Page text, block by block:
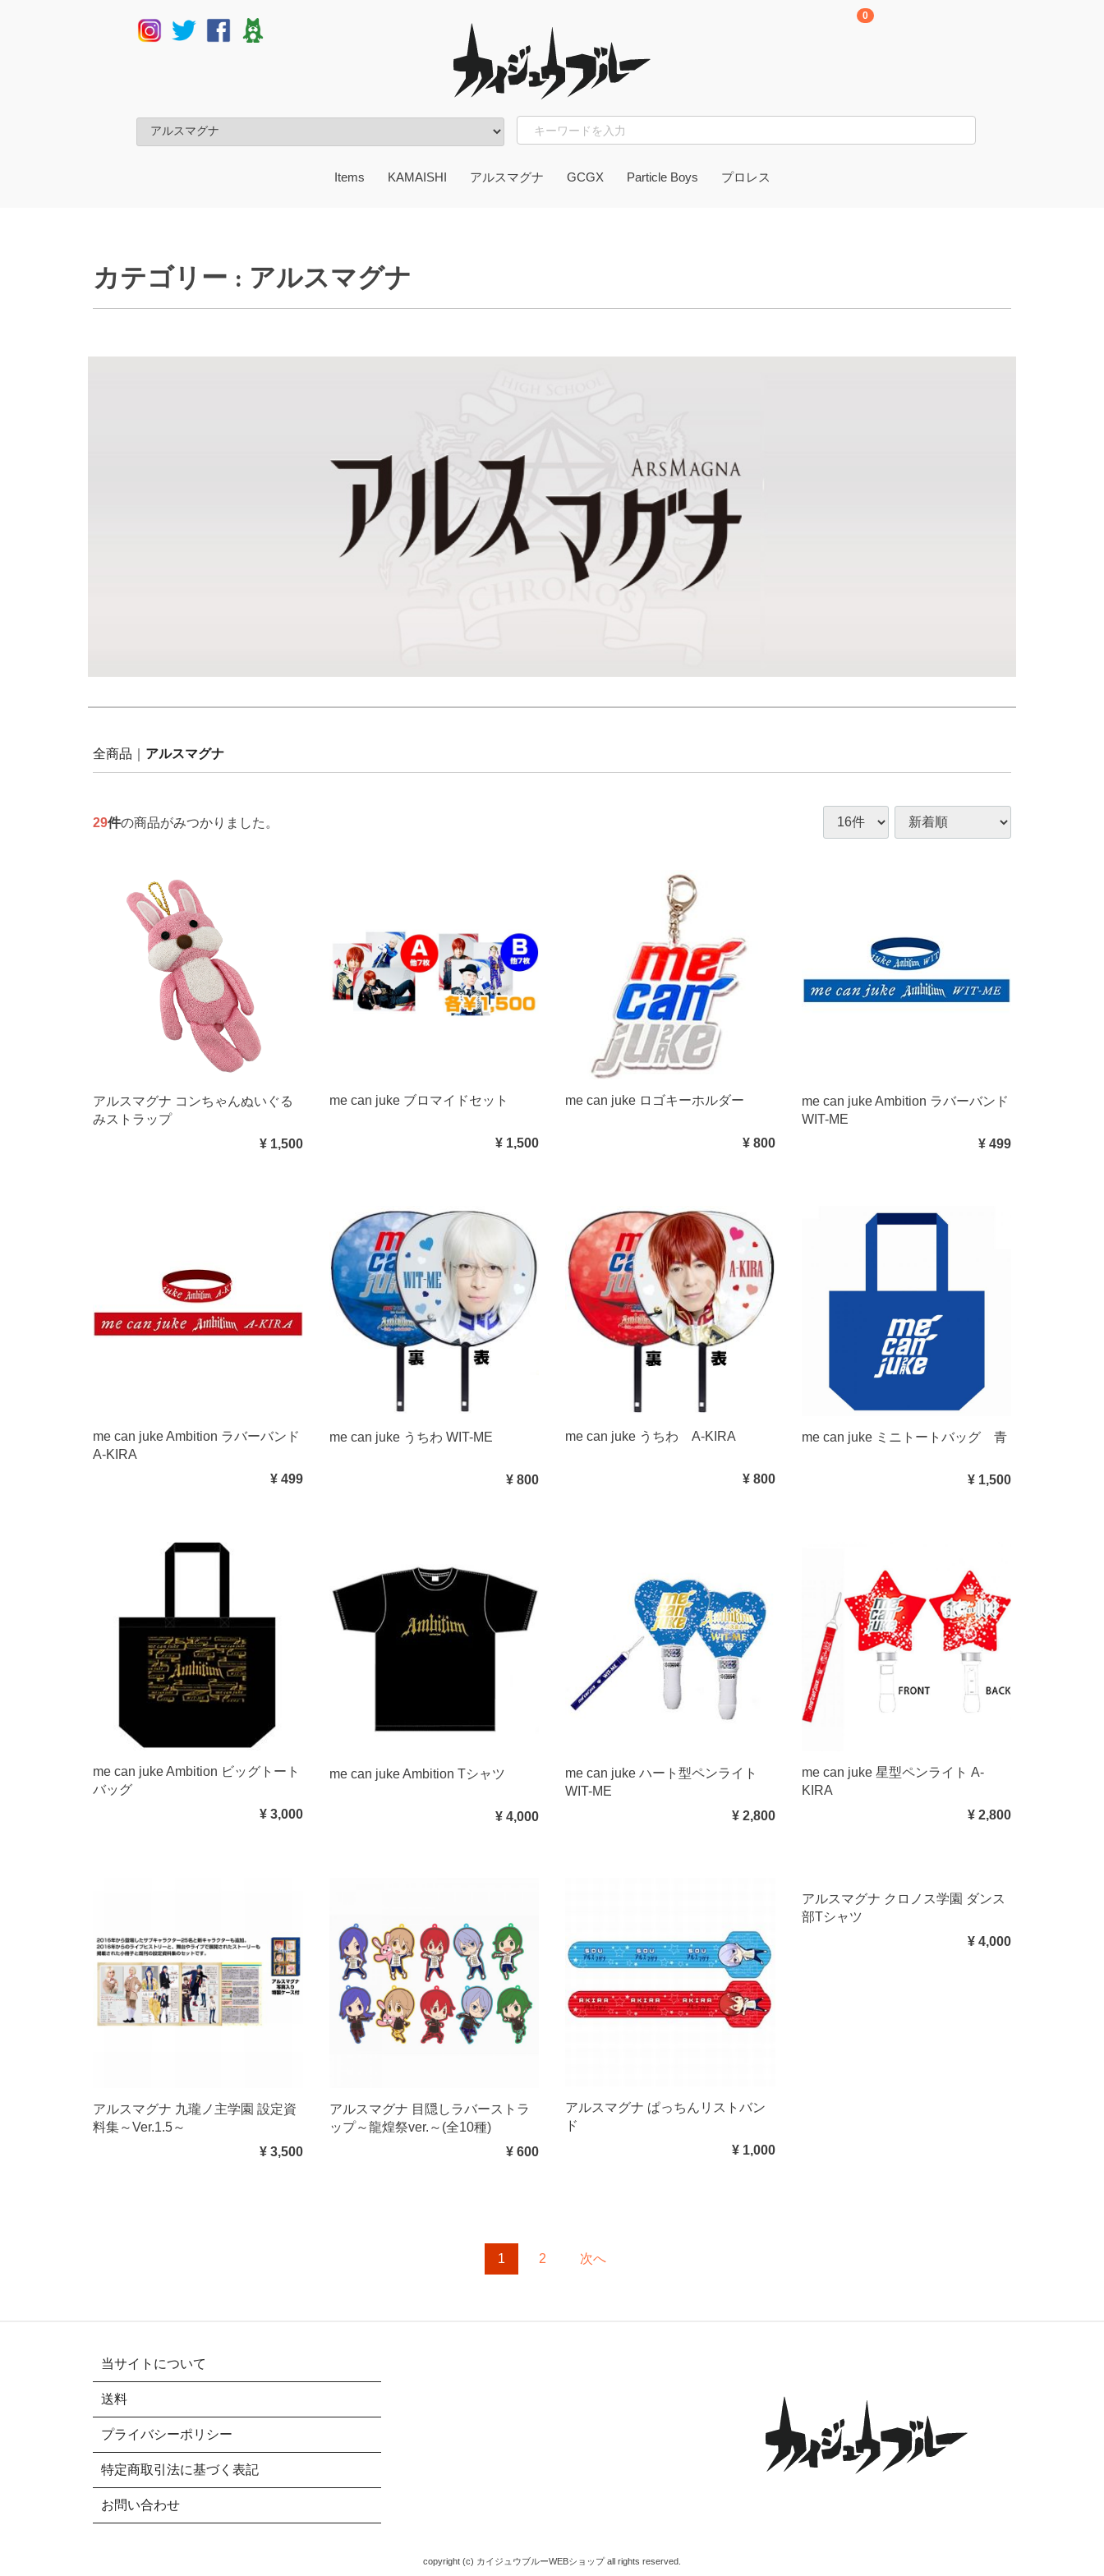
0
Items KAMAISHI アルスマグナ GCGX Particle Boys プロレス
カテゴリー : アルスマグナ
全商品 アルスマグナ
29件の商品がみつかりました。
アルスマグナ コンちゃんぬいぐる
みストラップ
¥ 1,500
me can juke ブロマイドセット
¥ 1,500
me can juke ロゴキーホルダー
¥ 800
me can juke Ambition ラバーバンド
WIT-ME
¥ 499
me can juke Ambition ラバーバンド
A-KIRA
¥ 499
me can juke うちわ WIT-ME
¥ 800
me can juke うちわ A-KIRA
¥ 800
me can juke ミニトートバッグ 青
¥ 1,500
me can juke Ambition ビッグトート
バッグ
¥ 3,000
me can juke Ambition Tシャツ
¥ 4,000
me can juke ハート型ペンライト
WIT-ME
¥ 2,800
me can juke 星型ペンライト A-
KIRA
¥ 2,800
アルスマグナ 九瓏ノ主学園 設定資
料集～Ver.1.5～
¥ 3,500
アルスマグナ 目隠しラバーストラ
ップ～龍煌祭ver.～(全10種)
¥ 600
アルスマグナ ぱっちんリストバン
ド
¥ 1,000
アルスマグナ クロノス学園 ダンス
部Tシャツ
¥ 4,000
1 2 次へ
当サイトについて
送料
プライバシーポリシー
特定商取引法に基づく表記
お問い合わせ
copyright (c) カイジュウブルーWEBショップ all rights reserved.